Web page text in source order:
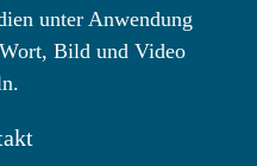
unter Anwendung
Bild und Video